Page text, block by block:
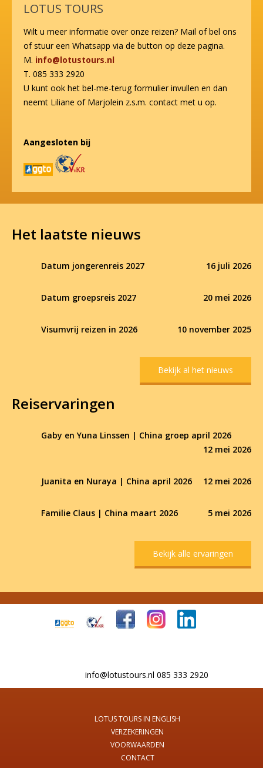
LOTUS TOURS
Wilt u meer informatie over onze reizen? Mail of bel ons
of stuur een Whatsapp via de button op deze pagina.
M. info@lotustours.nl
T. 085 333 2920
U kunt ook het bel-me-terug formulier invullen en dan
neemt Liliane of Marjolein z.s.m. contact met u op.
Aangesloten bij
Het laatste nieuws
Datum jongerenreis 2027 16 juli 2026
Datum groepsreis 2027 20 mei 2026
Visumvrij reizen in 2026 10 november 2025
Bekijk al het nieuws
Reiservaringen
Gaby en Yuna Linssen | China groep april 2026
12 mei 2026
Juanita en Nuraya | China april 2026 12 mei 2026
Familie Claus | China maart 2026 5 mei 2026
Bekijk alle ervaringen
info@lotustours.nl 085 333 2920
LOTUS TOURS IN ENGLISH
VERZEKERINGEN
VOORWAARDEN
CONTACT